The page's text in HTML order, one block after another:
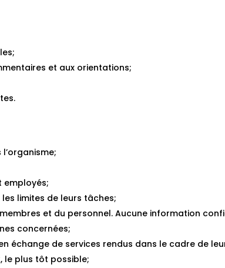
et aux orientations;
employés;
limites de leurs tâches;
et du personnel. Aucune information
concernées;
échange de services rendus dans le cadre de
le plus tôt possible;